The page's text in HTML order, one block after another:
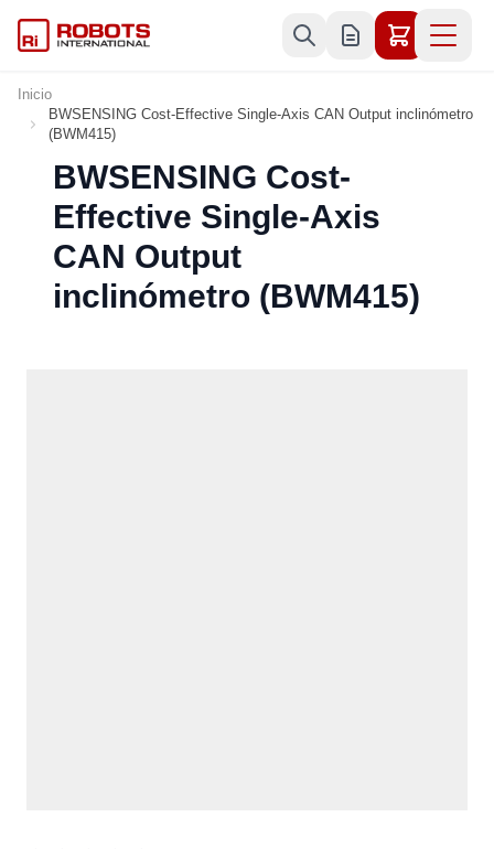
Inicio
BWSENSING Cost-Effective Single-Axis CAN Output inclinómetro
(BWM415)
BWSENSING Cost-
Effective Single-Axis
CAN Output
inclinómetro (BWM415)